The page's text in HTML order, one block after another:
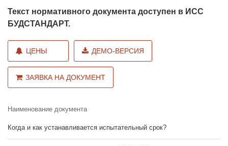
Текст нормативного документа доступен в ИСС
БУДСТАНДАРТ.
ЦЕНЫ ДЕМО-ВЕРСИЯ
ЗАЯВКА НА ДОКУМЕНТ
Наименование документа
Когда и как устанавливается испытательный срок?